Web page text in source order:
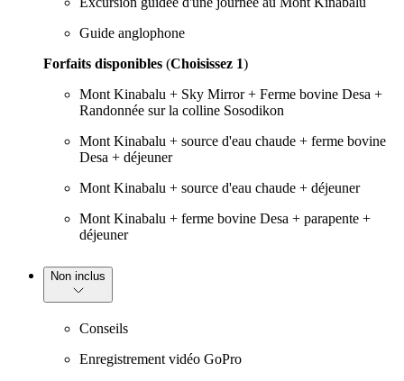
Guide anglophone
Forfaits disponibles (Choisissez 1)
Mont Kinabalu + Sky Mirror + Ferme bovine Desa +
Randonnée sur la colline Sosodikon
Mont Kinabalu + source d'eau chaude + ferme bovine
Desa + déjeuner
Mont Kinabalu + source d'eau chaude + déjeuner
Mont Kinabalu + ferme bovine Desa + parapente +
déjeuner
Non inclus
Conseils
Enregistrement vidéo GoPro